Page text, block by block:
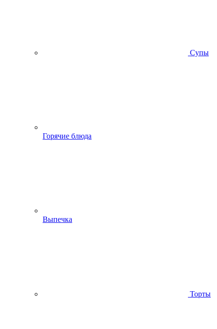
Супы
Горячие блюда
Выпечка
Торты